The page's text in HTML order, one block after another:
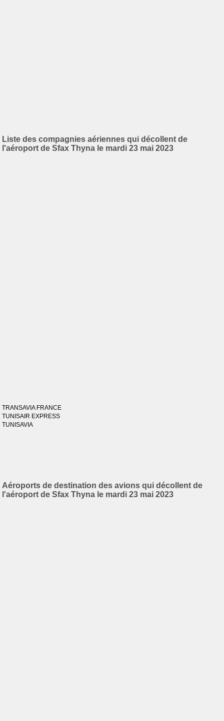
Liste des compagnies aériennes qui décollent de
l'aéroport de Sfax Thyna le mardi 23 mai 2023
TRANSAVIA FRANCE
TUNISAIR EXPRESS
TUNISAVIA
Aéroports de destination des avions qui décollent de
l'aéroport de Sfax Thyna le mardi 23 mai 2023